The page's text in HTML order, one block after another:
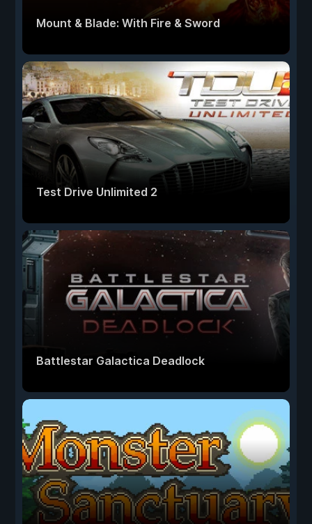
Mount & Blade: With Fire & Sword
Test Drive Unlimited 2
Battlestar Galactica Deadlock